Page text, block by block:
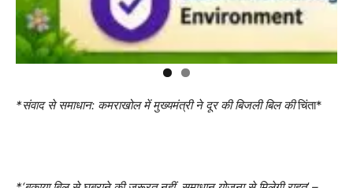
*संवाद से समाधान: कमराखोल में मुख्यमंत्री ने दूर की बिजली बिल कीचिंता*